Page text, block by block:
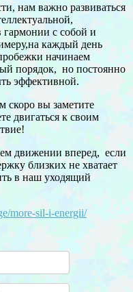
нам важно развиваться
с собой и
каждый день
начинаем
порядок, но постоянно
эффективной.
скоро вы заметите
двигаться к своим
движении вперед, если
близких не хватает
в наш уходящий
more-sil-i-energii/